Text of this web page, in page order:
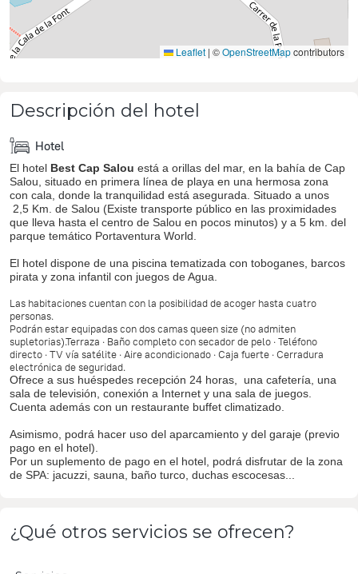
Leaflet | ©OpenStreetMapcontributors
Descripción del hotel
Hotel
El hotel Best Cap Salou está a orillas del mar, en la bahía de Cap
Salou, situado en primera línea de playa en una hermosa zona
con cala, donde la tranquilidad está asegurada. Situado a unos
2,5 Km . de Salou (Existe transporte público en las proximidades
que lleva hasta el centro de Salou en pocos minutos) y a 5 km . del
parque temático Portaventura World.
El hotel dispone de una piscina tematizada con toboganes, barcos
pirata y zona infantil con juegos de Agua.
Las habitaciones cuentan con la posibilidad de acoger hasta cuatro
personas.
Podrán estar equipadas con dos camas queen size (no admiten
supletorias).Terraza · Baño completo con secador de pelo · Teléfono
directo · TV vía satélite · Aire acondicionado · Caja fuerte · Cerradura
electrónica de seguridad.
Ofrece a sus huéspedes recepción 24 horas,
una cafetería, una
sala de televisión, conexión a Internet y una sala de juegos.
Cuenta además con un restaurante buffet climatizado.
Asimismo, podrá hacer uso del aparcamiento y del garaje (previo
pago en el hotel).
Por un suplemento de pago en el hotel, podrá disfrutar de la zona
de SPA: jacuzzi, sauna, baño turco, duchas escocesas...
¿Qué otros servicios se ofrecen?